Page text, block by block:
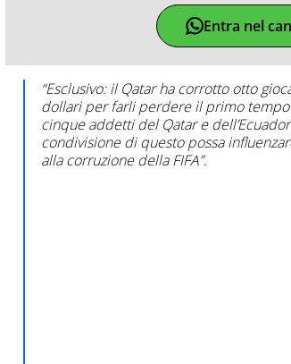
Entra nel
“Esclusivo: il Qatar ha corrotto otto
dollari per farli perdere il primo tempo
cinque addetti del Qatar e
condivisione di questo possa
alla corruzione della FIFA”.